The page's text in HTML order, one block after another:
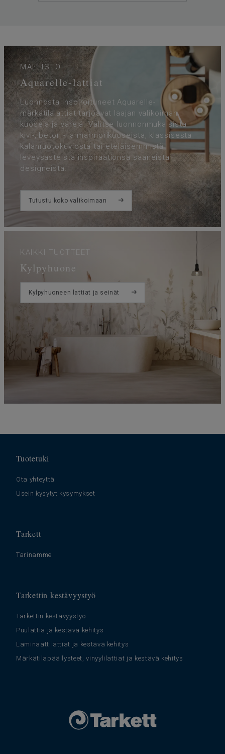
MALLISTO
Aquarelle-lattiat
Luonnosta inspiroituneet Aquarelle-
märkätilalattiat tarjoavat laajan valikoiman
kuoseja ja värejä. Valitse luonnonmukaisista
kivi-, betoni- ja marmorikuoseista, klassisesta
kalanruotokuviosta tai eteläisemmistä
leveysasteista inspiraationsa saaneista
designeista.
Tutustu koko valikoimaan
KAIKKI TUOTTEET
Kylpyhuone
Kylpyhuoneen lattiat ja seinät
Tuotetuki
Ota yhteyttä
Usein kysytyt kysymykset
Tarkett
Tarinamme
Tarkettin kestävyystyö
Tarkettin kestävyystyö
Puulattia ja kestävä kehitys
Laminaattilattiat ja kestävä kehitys
Märkätilapäällysteet, vinyylilattiat ja kestävä kehitys